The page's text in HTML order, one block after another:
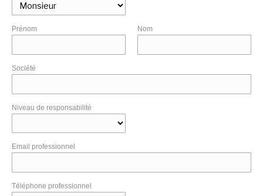
Prénom Nom
Société
Niveau de responsabilité
Email professionnel
Téléphone professionnel